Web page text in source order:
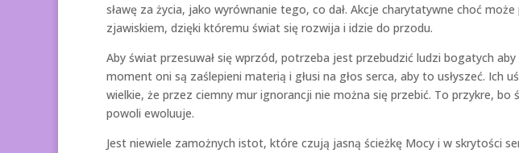
sławę za życia, jako wyrównanie tego, co dał. Akcje charytatywne choć
zjawiskiem, dzięki któremu świat się rozwija i idzie do przodu.
Aby świat przesuwał się wprzód, potrzeba jest przebudzić ludzi bogatych
moment oni są zaślepieni materią i głusi na głos serca, aby to usłyszeć. Ich
wielkie, że przez ciemny mur ignorancji nie można się przebić. To przykre, bo
powoli ewoluuje.
Jest niewiele zamożnych istot, które czują jasną ścieżkę Mocy i w skrytości